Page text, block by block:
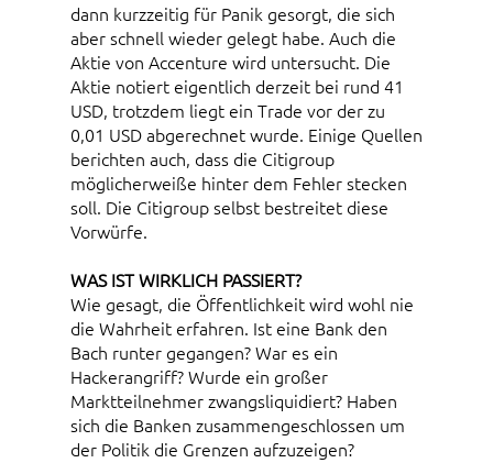
dann kurzzeitig für Panik gesorgt, die sich
aber schnell wieder gelegt habe. Auch die
Aktie von Accenture wird untersucht. Die
Aktie notiert eigentlich derzeit bei rund 41
USD, trotzdem liegt ein Trade vor der zu
0,01 USD abgerechnet wurde. Einige Quellen
berichten auch, dass die Citigroup
möglicherweiße hinter dem Fehler stecken
soll. Die Citigroup selbst bestreitet diese
Vorwürfe.
WAS IST WIRKLICH PASSIERT?
Wie gesagt, die Öffentlichkeit wird wohl nie
die Wahrheit erfahren. Ist eine Bank den
Bach runter gegangen? War es ein
Hackerangriff? Wurde ein großer
Marktteilnehmer zwangsliquidiert? Haben
sich die Banken zusammengeschlossen um
der Politik die Grenzen aufzuzeigen?